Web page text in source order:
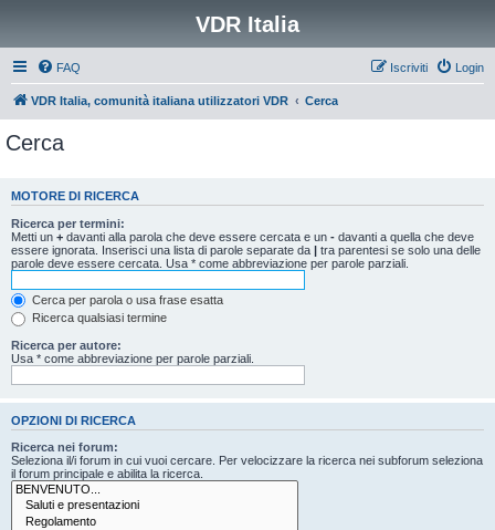
VDR Italia
FAQ Login
Iscriviti
VDR Italia, comunità italiana utilizzatori VDR Cerca
Cerca
MOTORE DI RICERCA
Ricerca per termini:
Metti un + davanti alla parola che deve essere cercata e un - davanti a quella che deve
essere ignorata. Inserisci una lista di parole separate da | tra parentesi se solo una delle
parole deve essere cercata. Usa * come abbreviazione per parole parziali.
Cerca per parola o usa frase esatta
Ricerca qualsiasi termine
Ricerca per autore:
Usa * come abbreviazione per parole parziali.
OPZIONI DI RICERCA
Ricerca nei forum:
Seleziona il/i forum in cui vuoi cercare. Per velocizzare la ricerca nei subforum seleziona
il forum principale e abilita la ricerca.